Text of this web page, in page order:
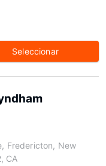
Seleccionar
Fredericton, New
CA